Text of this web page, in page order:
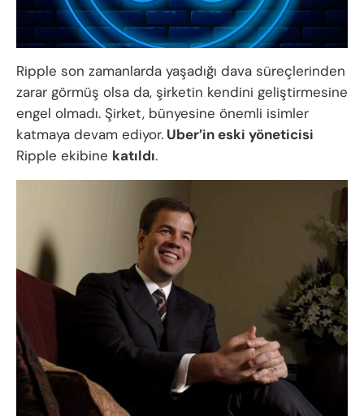
Ripple son zamanlarda yaşadığı dava süreçlerinden
zarar görmüş olsa da, şirketin kendini geliştirmesine
engel olmadı. Şirket, bünyesine önemli isimler
katmaya devam ediyor. Uber’in eski yöneticisi
Ripple ekibine katıldı.